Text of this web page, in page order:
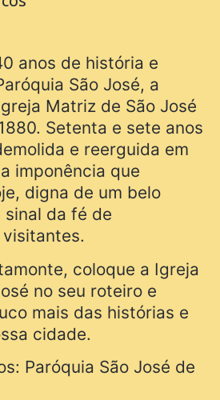
anos de história e
São José, a
Matriz de São José
Setenta e sete anos
e reerguida em
imponência que
digna de um belo
da fé de
coloque a Igreja
no seu roteiro e
mais das histórias e
cidade.
Paróquia São José de